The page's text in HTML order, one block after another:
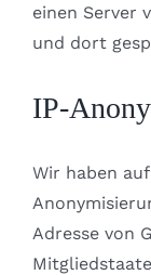
einen Server
und dort
IP-
Wir haben
Adresse von